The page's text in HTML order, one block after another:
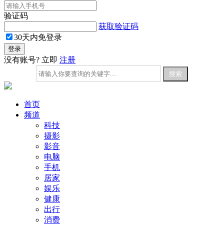
验证码
获取验证码
30天内免登录
没有账号? 立即 注册
首页
频道
科技
摄影
影音
电脑
手机
居家
娱乐
健康
出行
消费